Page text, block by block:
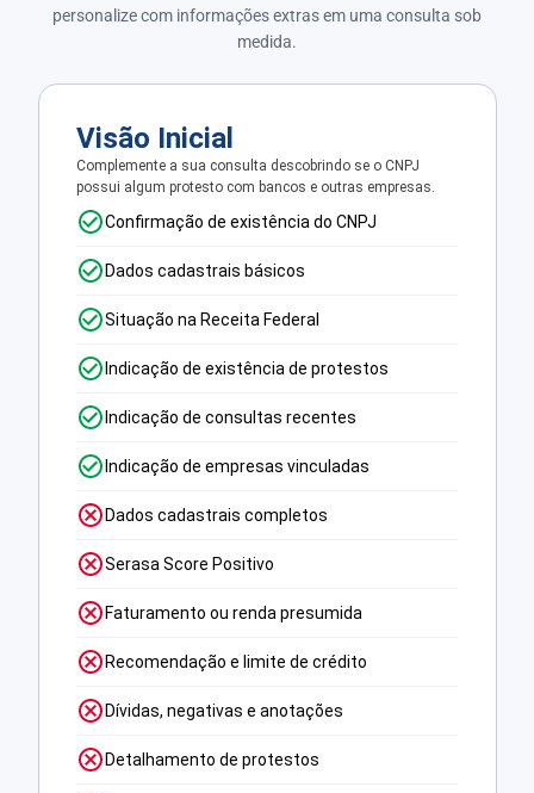
personalize com informações extras em uma consulta sob
medida.
Visão Inicial
Complemente a sua consulta descobrindo se o CNPJ
possui algum protesto com bancos e outras empresas.
Confirmação de existência do CNPJ
Dados cadastrais básicos
Situação na Receita Federal
Indicação de existência de protestos
Indicação de consultas recentes
Indicação de empresas vinculadas
Dados cadastrais completos
Serasa Score Positivo
Faturamento ou renda presumida
Recomendação e limite de crédito
Dívidas, negativas e anotações
Detalhamento de protestos